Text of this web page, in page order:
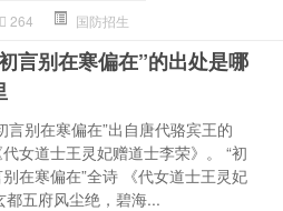
264 国防招生
言别在寒偏在”的出处是哪
言别在寒偏在”出自唐代骆宾王的
代女道士王灵妃赠道士李荣》。 “初
在寒偏在”全诗 《代女道士王灵妃
五府风尘绝，碧海...